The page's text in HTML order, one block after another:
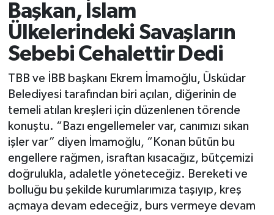
Başkan, İslam
Ülkelerindeki Savaşların
Sebebi Cehalettir Dedi
TBB ve İBB başkanı Ekrem İmamoğlu, Üsküdar
Belediyesi tarafından biri açılan, diğerinin de
temeli atılan kreşleri için düzenlenen törende
konuştu. “Bazı engellemeler var, canımızı sıkan
işler var” diyen İmamoğlu, “Konan bütün bu
engellere rağmen, israftan kısacağız, bütçemizi
doğrulukla, adaletle yöneteceğiz. Bereketi ve
bolluğu bu şekilde kurumlarımıza taşıyıp, kreş
açmaya devam edeceğiz, burs vermeye devam